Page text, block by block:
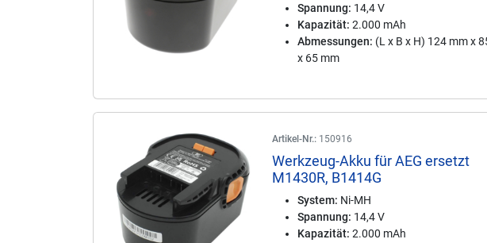
Spannung: 14,4 V
Kapazität: 2.000 mAh
Abmessungen: (L x B x H) 124 mm x
x 65 mm
Artikel-Nr.: 150916
Werkzeug-Akku für AEG ersetzt
M1430R, B1414G
System: Ni-MH
Spannung: 14,4 V
Kapazität: 2.000 mAh